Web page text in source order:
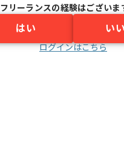
フリーランスの経験はございま
はい い
ログインはこちら